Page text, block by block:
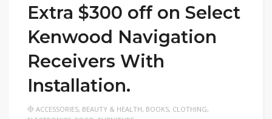
Extra $300 off on Select
Kenwood Navigation
Receivers With
Installation.
ACCESSORIES, BEAUTY & HEALTH, BOOKS, CLOTHING,